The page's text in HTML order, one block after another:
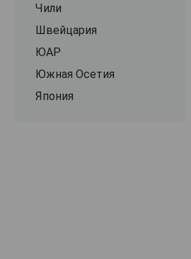
Чили
Швейцария
ЮАР
Южная Осетия
Япония